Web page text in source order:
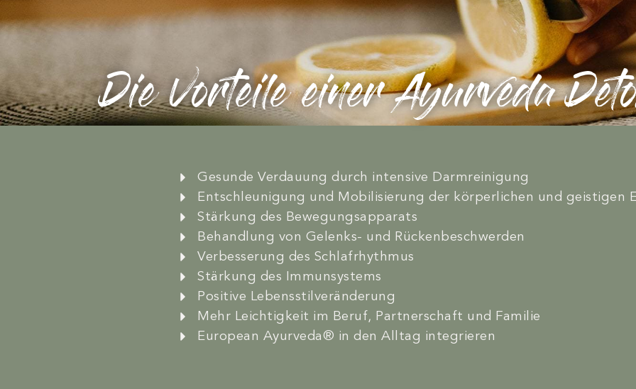
Die Vorteile einer Ayurveda
Gesunde Verdauung durch intensive Darmreinigung
Entschleunigung und Mobilisierung der körperlichen und geistigen
Stärkung des Bewegungsapparats
Behandlung von Gelenks- und Rückenbeschwerden
Verbesserung des Schlafrhythmus
Stärkung des Immunsystems
Positive Lebensstilveränderung
Mehr Leichtigkeit im Beruf, Partnerschaft und Familie
European Ayurveda® in den Alltag integrieren